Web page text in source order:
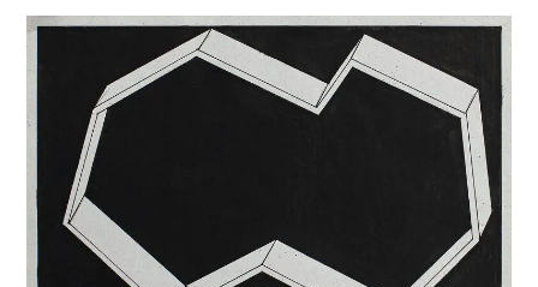
BIOGRAPHIE
CATALOGUE DES OEUVRES
01_SCULPTURE
05_MONOTYPE
06_ARCHIVES